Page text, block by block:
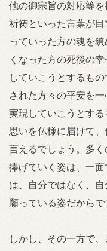
他の御宗旨の対応等
祈祷といった言葉が
っていった方の魂を
くなった方の死後の
していこうとするも
された方々の平安を
実現していこうとす
思いを仏様に届けて
言えるでしょう。多
捧げていく姿は、一
は、自分ではなく、
願っている姿だからで
しかし、その一方で